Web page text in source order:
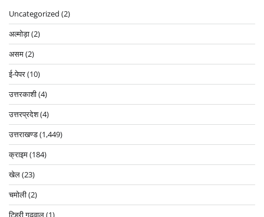
Uncategorized (2)
अल्मोड़ा(2)
असम(2)
ई-पेपर(10)
उत्तरकाशी(4)
उत्तरप्रदेश(4)
उत्तराखण्ड(1,449)
क्राइम(184)
खेल(23)
चमोली(2)
टिहरी गढ़वाल(1)